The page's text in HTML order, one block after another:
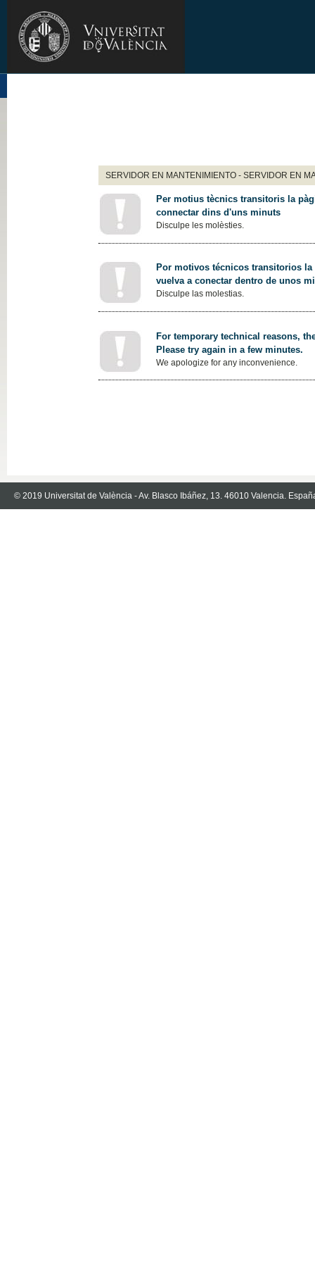
SERVIDOR EN MANTENIMIENTO - SERVIDOR EN
Per motius tècnics transitoris la
connectar dins d'uns minuts
Disculpe les molèsties.
Por motivos técnicos transitorios
vuelva a conectar dentro de unos
Disculpe las molestias.
For temporary technical reasons,
Please try again in a few minutes.
We apologize for any inconvenience.
© 2019 Universitat de València - Av. Blasco Ibáñez, 13. 46010 Valencia.